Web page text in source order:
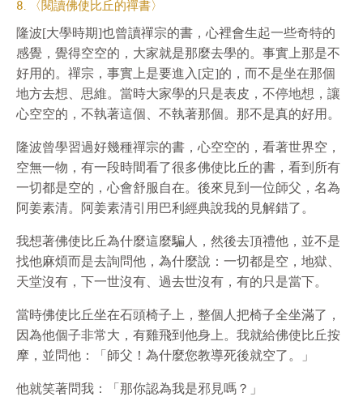
8. 〈閱讀佛使比丘的禪書〉
隆波[大學時期]也曾讀禪宗的書，心裡會生起一些奇特的
感覺，覺得空空的，大家就是那麼去學的。事實上那是不
好用的。禪宗，事實上是要進入[定]的，而不是坐在那個
地方去想、思維。當時大家學的只是表皮，不停地想，讓
心空空的，不執著這個、不執著那個。那不是真的好用。
隆波曾學習過好幾種禪宗的書，心空空的，看著世界空，
空無一物，有一段時間看了很多佛使比丘的書，看到所有
一切都是空的，心會舒服自在。後來見到一位師父，名為
阿姜素清。阿姜素清引用巴利經典說我的見解錯了。
我想著佛使比丘為什麼這麼騙人，然後去頂禮他，並不是
找他麻煩而是去詢問他，為什麼說：一切都是空，地獄、
天堂沒有，下一世沒有、過去世沒有，有的只是當下。
當時佛使比丘坐在石頭椅子上，整個人把椅子全坐滿了，
因為他個子非常大，有雞飛到他身上。我就給佛使比丘按
摩，並問他：「師父！為什麼您教導死後就空了。」
他就笑著問我：「那你認為我是邪見嗎？」